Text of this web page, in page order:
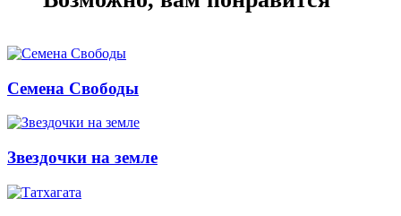
Семена Свободы
Звездочки на земле